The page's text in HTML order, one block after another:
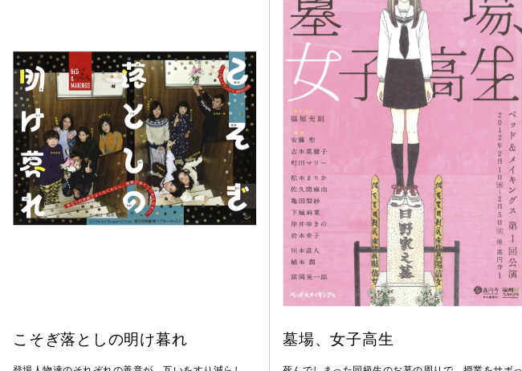
こそぎ落としの明け暮れ 墓場、女子高生